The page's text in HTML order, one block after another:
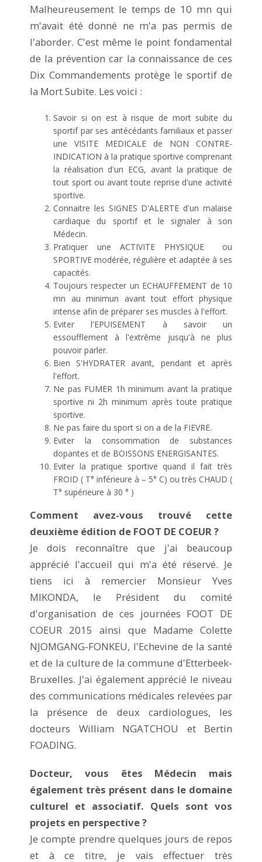
Malheureusement le temps de 10 mn qui
m'avait été donné ne m'a pas permis de
l'aborder. C'est même le point fondamental
de la prévention car la connaissance de ces
Dix Commandements protège le sportif de
la Mort Subite. Les voici :
Savoir si on est à risque de mort subite du
sportif par ses antécédants familiaux et passer
une VISITE MEDICALE de NON CONTRE-
INDICATION à la pratique sportive comprenant
la réalisation d'un ECG, avant la pratique de
tout sport ou avant toute reprise d'une activité
sportive.
Connaitre les SIGNES D'ALERTE d'un malaise
cardiaque du sportif et le signaler à son
Médecin.
Pratiquer une ACTIVITE PHYSIQUE ou
SPORTIVE modérée, régulière et adaptée à ses
capacités.
Toujours respecter un ECHAUFFEMENT de 10
mn au minimun avant tout effort physique
intense afin de préparer ses muscles à l'effort.
Eviter l'EPUISEMENT à savoir un
essoufflement à l'extrême jusqu'à ne plus
pouvoir parler.
Bien S'HYDRATER avant, pendant et après
l'effort.
Ne pas FUMER 1h minimum avant la pratique
sportive ni 2h minimum après toute pratique
sportive.
Ne pas faire du sport si on a de la FIEVRE.
Eviter la consommation de substances
dopantes et de BOISSONS ENERGISANTES.
Eviter la pratique sportive quand il fait très
FROID ( T° inférieure à – 5° C) ou très CHAUD (
T° supérieure à 30 ° )
Comment avez-vous trouvé cette
deuxième édition de FOOT DE COEUR ?
Je dois reconnaître que j'ai beaucoup
apprécié l'accueil qui m'a été réservé. Je
tiens ici à remercier Monsieur Yves
MIKONDA, le Président du comité
d'organisation de ces journées FOOT DE
COEUR 2015 ainsi que Madame Colette
NJOMGANG-FONKEU, l'Echevine de la santé
et de la culture de la commune d'Etterbeek-
Bruxelles. J'ai également apprécié le niveau
des communications médicales relevées par
la présence de deux cardiologues, les
docteurs William NGATCHOU et Bertin
FOADING.
Docteur, vous êtes Médecin mais
également très présent dans le domaine
culturel et associatif. Quels sont vos
projets en perspective ?
Je compte prendre quelques jours de repos
et à ce titre, je vais effectuer très